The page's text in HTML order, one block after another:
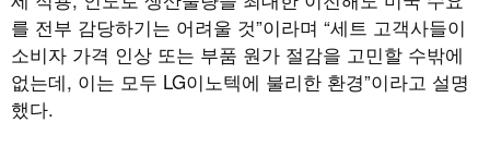
를 전부 감당하기는 어려울 것”이라며 “세트 고객사들이
소비자 가격 인상 또는 부품 원가 절감을 고민할 수밖에
없는데, 이는 모두 LG이노텍에 불리한 환경”이라고 설명
했다.